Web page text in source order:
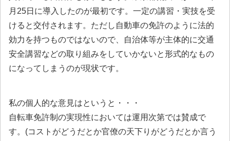
月25日に導入したのが最初です。一定の講習・実技を受
けると交付されます。ただし自動車の免許のように法的
効力を持つものではないので、自治体等が主体的に交通
安全講習などの取り組みをしていかないと形式的なもの
になってしまうのが現状です。
私の個人的な意見はというと・・・
自転車免許制の実現性においては運用次第では賛成で
す。(コストがどうだとか官僚の天下りがどうだとか言う